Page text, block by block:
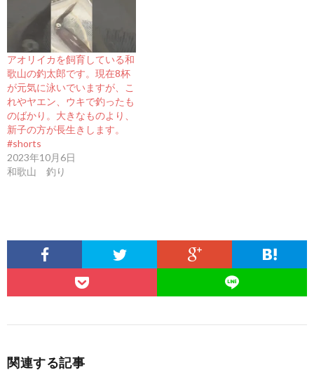
アオリイカを飼育している和
歌山の釣太郎です。現在8杯
が元気に泳いでいますが、こ
れやヤエン、ウキで釣ったも
のばかり。大きなものより、
新子の方が長生きします。
#shorts
2023年10月6日
和歌山 釣り
関連する記事